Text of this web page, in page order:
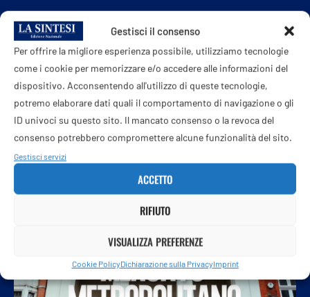
Gestisci il consenso
Per offrire la migliore esperienza possibile, utilizziamo tecnologie
come i cookie per memorizzare e/o accedere alle informazioni del
dispositivo. Acconsentendo all'utilizzo di queste tecnologie,
potremo elaborare dati quali il comportamento di navigazione o gli
ID univoci su questo sito. Il mancato consenso o la revoca del
consenso potrebbero compromettere alcune funzionalità del sito.
Gestisci servizi
ACCETTO
RIFIUTO
VISUALIZZA PREFERENZE
Cookie PolicyDichiarazione sulla PrivacyImprint
Mattarella nel giorno di Marcinelle:
“Gestione dei flussi migratori rispetti la
dignità delle persone”
8 Agosto 2026